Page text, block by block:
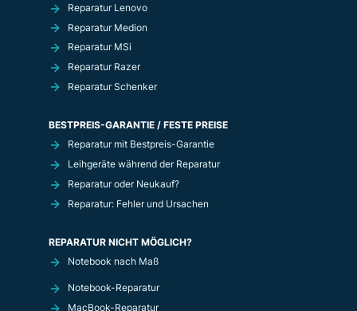
Reparatur Lenovo
Reparatur Medion
Reparatur MSi
Reparatur Razer
Reparatur Schenker
BESTPREIS-GARANTIE / FESTE PREISE
Reparatur mit Bestpreis-Garantie
Leihgeräte während der Reparatur
Reparatur oder Neukauf?
Reparatur: Fehler und Ursachen
REPARATUR NICHT MÖGLICH?
Notebook nach Maß
Notebook-Reparatur
MacBook-Reparatur